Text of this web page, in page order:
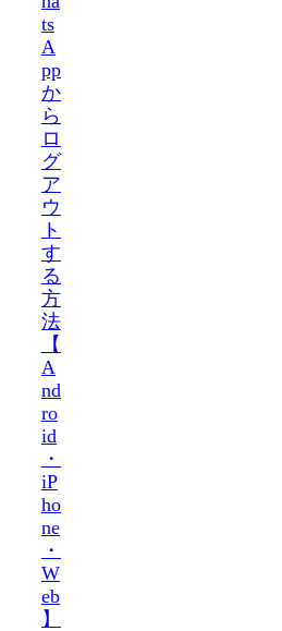
ts
A
pp
か
ら
ロ
グ
ア
ウ
ト
す
る
方
法
【
A
nd
ro
id
・
iP
ho
ne
・
W
eb
】